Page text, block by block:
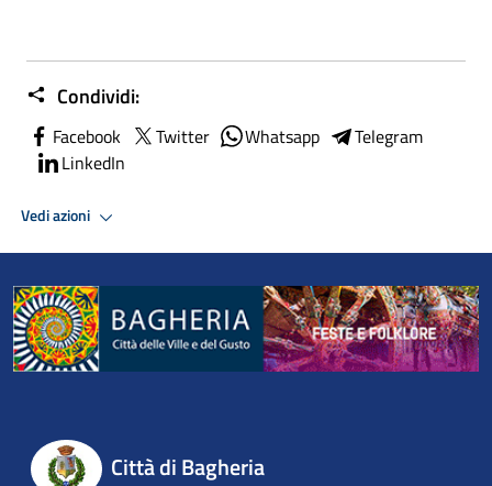
Condividi:
Facebook Twitter Whatsapp
Telegram
LinkedIn
Vedi azioni
Città di Bagheria